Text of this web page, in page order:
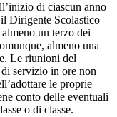
di ciascun anno
Dirigente Scolastico
un terzo dei
almeno una
Le riunioni del
servizio in ore non
le proprie
conto delle eventuali
o di classe.